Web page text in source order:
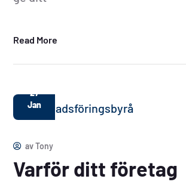
Read More
27
Jan
avTony
Varför ditt företag